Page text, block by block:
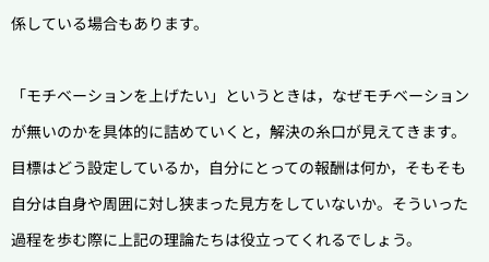
係している場合もあります。
「モチベーションを上げたい」というときは，なぜモチベーション
が無いのかを具体的に詰めていくと，解決の糸口が見えてきます。
目標はどう設定しているか，自分にとっての報酬は何か，そもそも
自分は自身や周囲に対し狭まった見方をしていないか。そういった
過程を歩む際に上記の理論たちは役立ってくれるでしょう。